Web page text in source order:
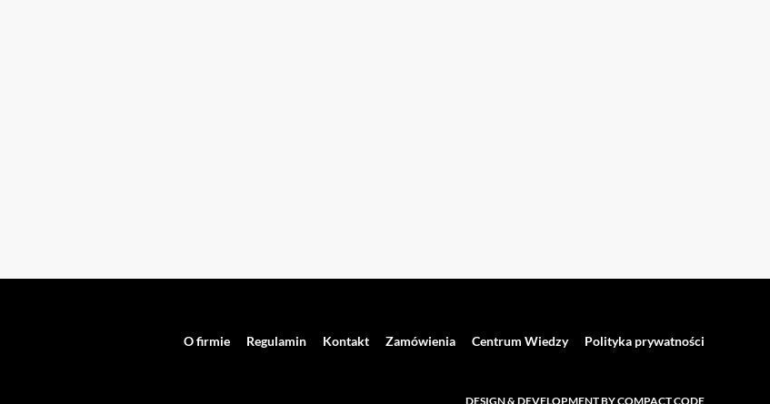
O firmie Regulamin Kontakt Zamówienia Centrum Wiedzy Polityka prywatności
DESIGN & DEVELOPMENT BY COMPACT CODE